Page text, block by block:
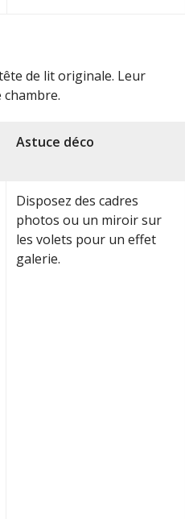
de lit originale. Leur
Astuce déco
Disposez des cadres
photos ou un miroir sur
les volets pour un effet
galerie.